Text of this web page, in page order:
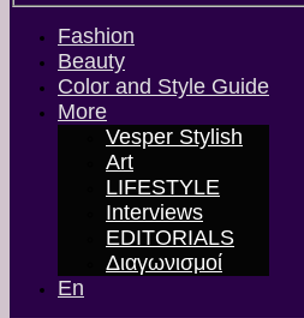
Fashion
Beauty
Color and Style Guide
More
Vesper Stylish
Art
LIFESTYLE
Interviews
EDITORIALS
Διαγωνισμοί
En